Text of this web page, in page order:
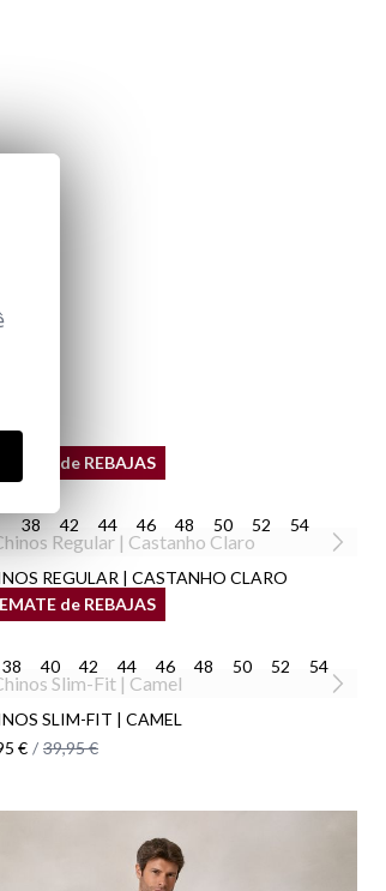
de REBAJAS
38 42 44 46 48 50 52 54
REGULAR | CASTANHO CLARO
€ / 39,95 €
de REBAJAS
38 40 42 44 46 48 50 52 54
SLIM-FIT | CAMEL
€ / 39,95 €